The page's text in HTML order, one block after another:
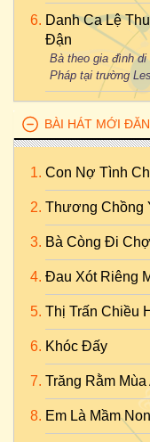
Danh Ca Lệ
Đận
Bà theo gia đình
Pháp tại trường
BÀI HÁT MỚI
Con Nợ Tình
Thương Chồng
Bà Còng Đi
Đau Xót Riêng
Thị Trấn Chiều
Khóc Đấy
Trăng Rằm
Em Là Mầm